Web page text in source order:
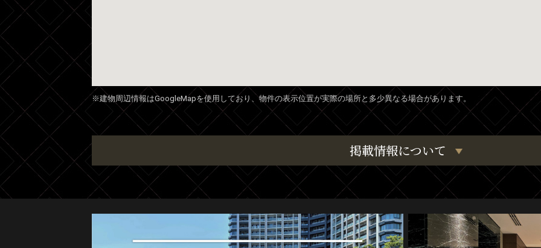
※建物周辺情報はGoogleMapを使用しており、物件の表示位置が実際の場所と多少異なる場合があります。
掲載情報について